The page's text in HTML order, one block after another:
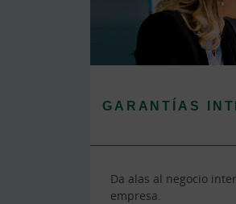
GARANTÍAS
Da alas al negocio
empresa.